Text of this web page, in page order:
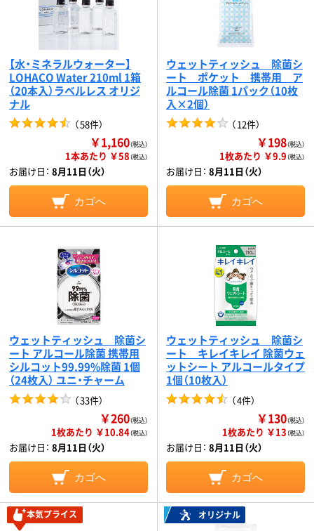
【水・ミネラルウォーター】
LOHACO Water 210ml 1箱
（20本入）ラベルレス オリジ
ナル
（58件）
￥1,160（税込）
1本あたり ￥58（税込）
お届け日： 8月11日（火）
カゴへ
ウェットティッシュ 除菌シ
ート ポケット 携帯用 ア
ルコール除菌 1パック（10枚
入×2個）
（12件）
￥198（税込）
1枚あたり ￥9.9（税込）
お届け日： 8月11日（火）
カゴへ
ウェットティッシュ 除菌シ
ート アルコール除菌 携帯用
シルコット99.99%除菌 1個
（24枚入） ユニ・チャーム
（33件）
￥260（税込）
1枚あたり ￥10.84（税込）
お届け日： 8月11日（火）
カゴへ
ウェットティッシュ 除菌シ
ート キレイキレイ 除菌ウェ
ットシート アルコールタイプ
1個（10枚入）
（4件）
￥130（税込）
1枚あたり ￥13（税込）
お届け日： 8月11日（火）
カゴへ
本気プライス オリジナル